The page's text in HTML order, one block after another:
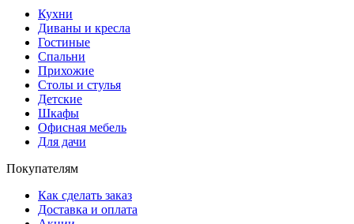
Кухни
Диваны и кресла
Гостиные
Спальни
Прихожие
Столы и стулья
Детские
Шкафы
Офисная мебель
Для дачи
Покупателям
Как сделать заказ
Доставка и оплата